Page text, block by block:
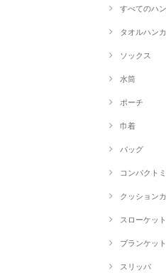
すべてのハ
タオルハン
ソックス
水筒
ポーチ
巾着
バッグ
コンパクト
クッション
スローケット
ブランケット
スリッパ